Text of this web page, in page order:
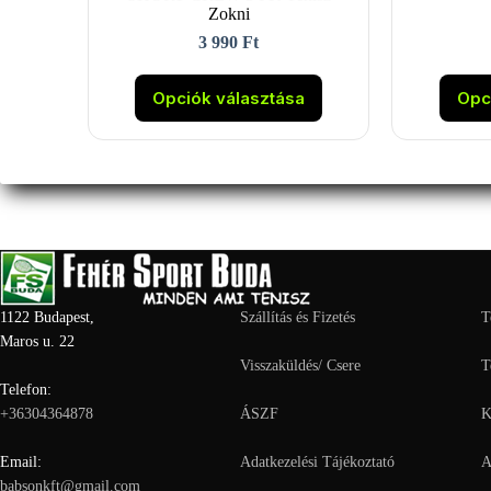
Zokni
3 990Ft
Opciók választása
Ennek
a
A
termékoldalon
választhatók
ki
1122 Budapest,
Maros u. 22
Telefon:
+36304364878
Email:
babsonkft@gmail.com
Szállítás és Fizetés
Visszaküldés/ Csere
ÁSZF
Adatkezelési Tájékoztató